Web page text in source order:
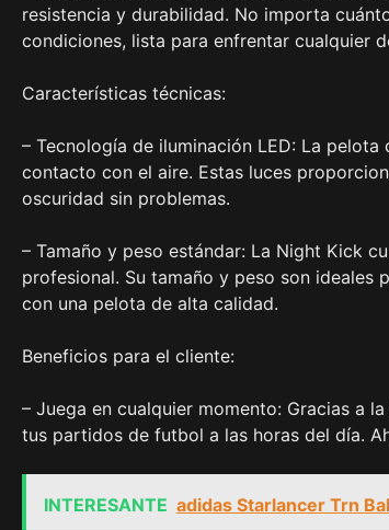
resistencia y durabilidad. No importa
condiciones, lista para enfrentar cualquier
Características técnicas:
– Tecnología de iluminación LED: La
contacto con el aire. Estas luces
oscuridad sin problemas.
– Tamaño y peso estándar: La Night Kick
profesional. Su tamaño y peso son ideales
con una pelota de alta calidad.
Beneficios para el cliente:
– Juega en cualquier momento: Gracias a
tus partidos de futbol a las horas del día.
INTERESANTE adidas Starlancer Trn